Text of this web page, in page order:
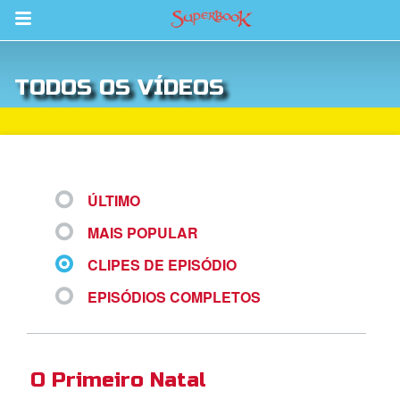
Return to Content
TODOS OS VÍDEOS
ÚLTIMO
MAIS POPULAR
CLIPES DE EPISÓDIO
EPISÓDIOS COMPLETOS
O Primeiro Natal